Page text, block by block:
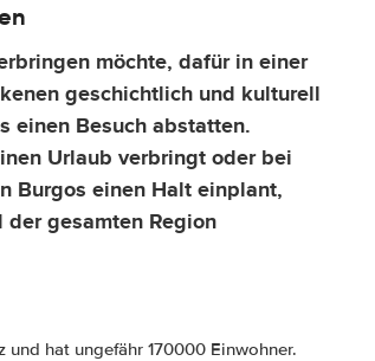
möchte, dafür in einer
geschichtlich und kulturell
einen Besuch abstatten.
Urlaub verbringt oder bei
Burgos einen Halt einplant,
gesamten Region
hat ungefähr 170000 Einwohner.